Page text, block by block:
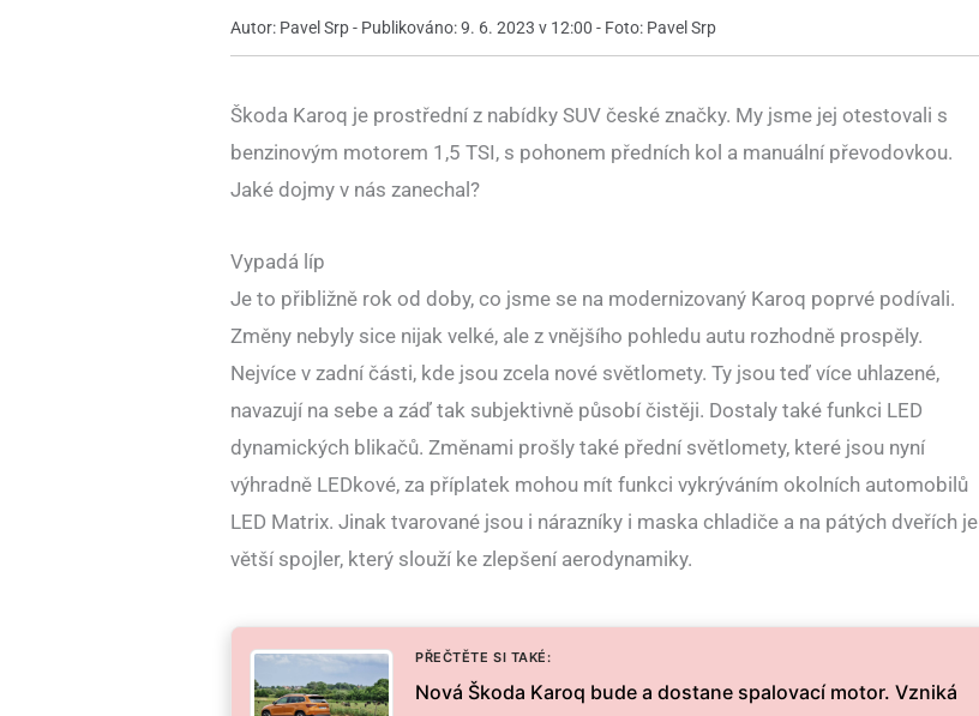
Autor: Pavel Srp - Publikováno: 9. 6. 2023 v 12:00 - Foto: Pavel Srp
Škoda Karoq je prostřední z nabídky SUV české značky. My jsme jej otestovali s
benzinovým motorem 1,5 TSI, s pohonem předních kol a manuální převodovkou.
Jaké dojmy v nás zanechal?
Vypadá líp
Je to přibližně rok od doby, co jsme se na modernizovaný Karoq poprvé podívali.
Změny nebyly sice nijak velké, ale z vnějšího pohledu autu rozhodně prospěly.
Nejvíce v zadní části, kde jsou zcela nové světlomety. Ty jsou teď více uhlazené,
navazují na sebe a záď tak subjektivně působí čistěji. Dostaly také funkci LED
dynamických blikačů. Změnami prošly také přední světlomety, které jsou nyní
výhradně LEDkové, za příplatek mohou mít funkci vykrýváním okolních automobilů
LED Matrix. Jinak tvarované jsou i nárazníky i maska chladiče a na pátých dveřích je
větší spojler, který slouží ke zlepšení aerodynamiky.
PŘEČTĚTE SI TAKÉ:
Nová Škoda Karoq bude a dostane spalovací motor. Vzniká